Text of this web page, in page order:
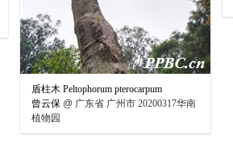
盾柱木 Peltophorum pterocarpum
曾云保 @ 广东省 广州市 20200317华南
植物园